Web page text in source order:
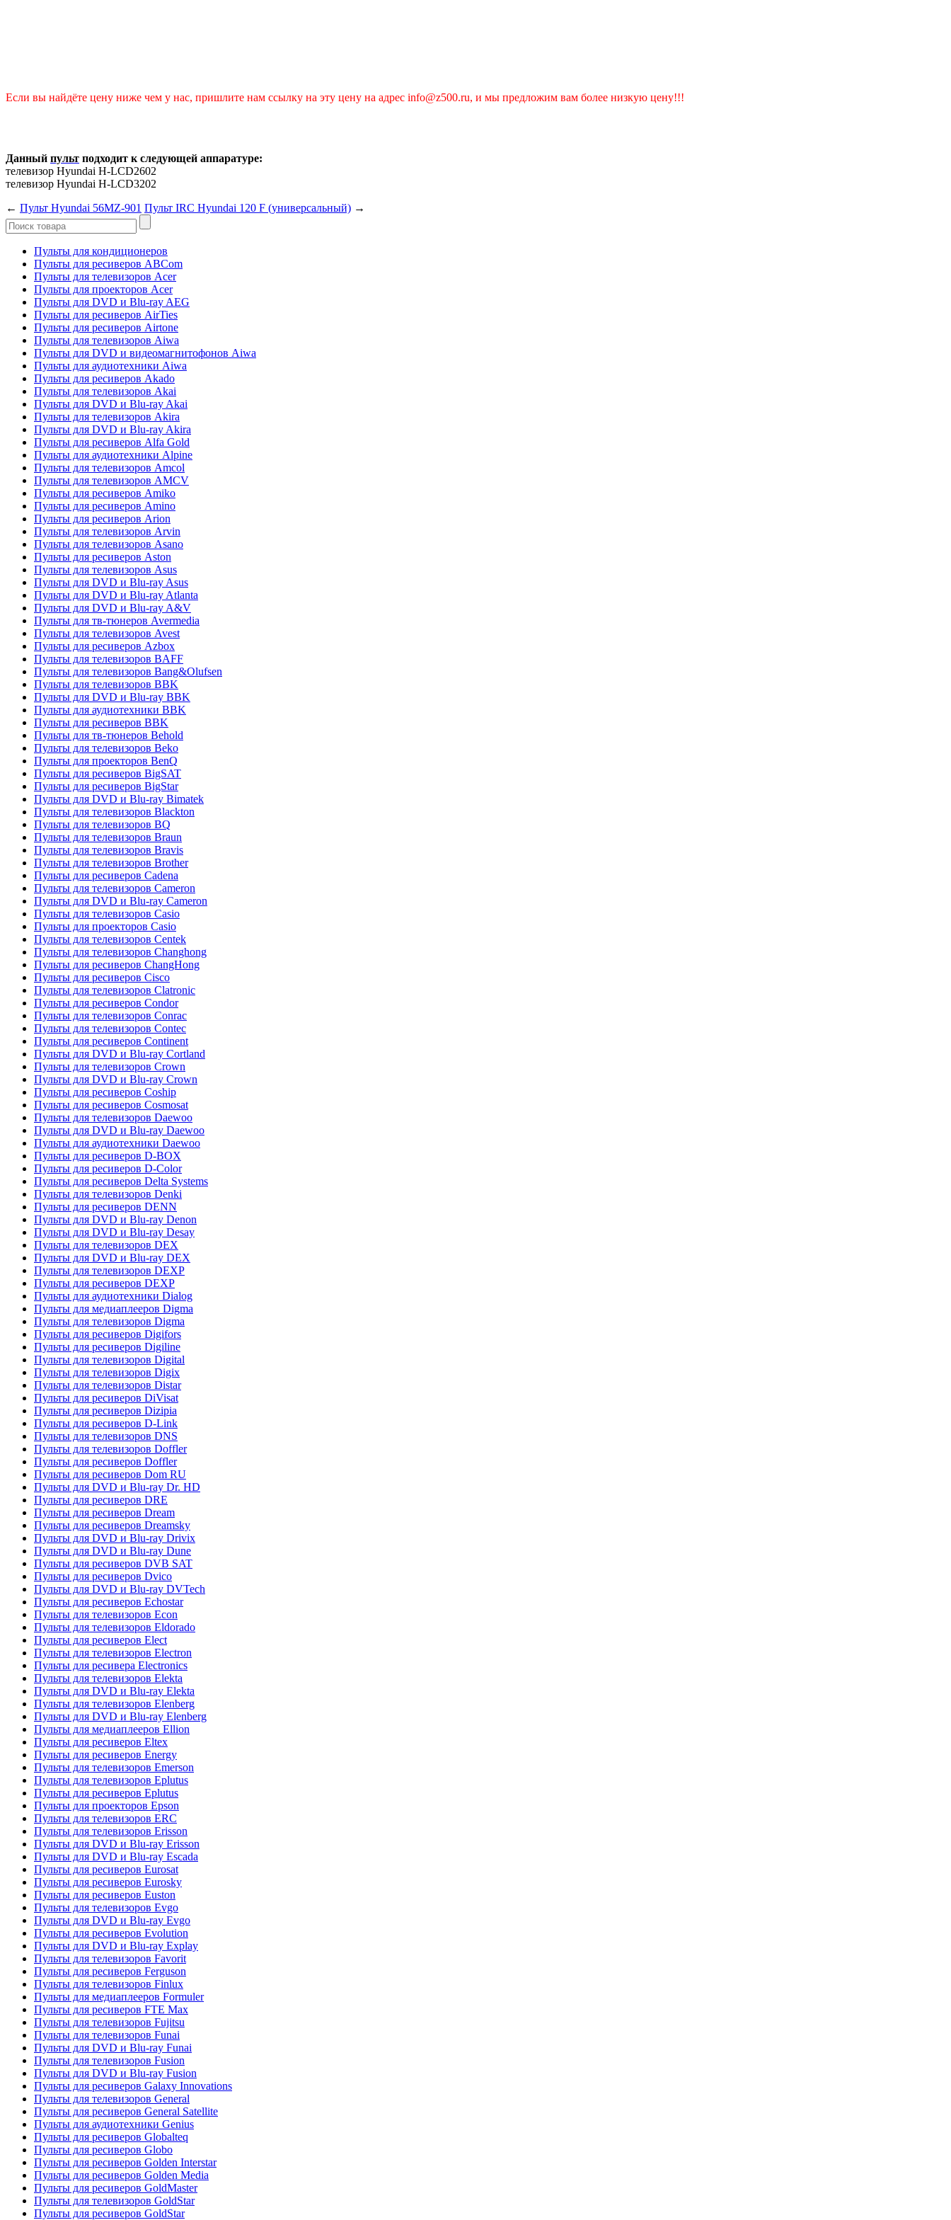
Если вы найдёте цену ниже чем у нас, пришлите нам ссылку на эту цену на адрес info@z500.ru, и мы предложим вам более низкую цену!!!
Данный пульт подходит к следующей аппаратуре:
телевизор Hyundai H-LCD2602
телевизор Hyundai H-LCD3202
← Пульт Hyundai 56MZ-901 Пульт IRC Hyundai 120 F (универсальный) →
Пульты для кондиционеров
Пульты для ресиверов ABCom
Пульты для телевизоров Acer
Пульты для проекторов Acer
Пульты для DVD и Blu-ray AEG
Пульты для ресиверов AirTies
Пульты для ресиверов Airtone
Пульты для телевизоров Aiwa
Пульты для DVD и видеомагнитофонов Aiwa
Пульты для аудиотехники Aiwa
Пульты для ресиверов Akado
Пульты для телевизоров Akai
Пульты для DVD и Blu-ray Akai
Пульты для телевизоров Akira
Пульты для DVD и Blu-ray Akira
Пульты для ресиверов Alfa Gold
Пульты для аудиотехники Alpine
Пульты для телевизоров Amcol
Пульты для телевизоров AMCV
Пульты для ресиверов Amiko
Пульты для ресиверов Amino
Пульты для ресиверов Arion
Пульты для телевизоров Arvin
Пульты для телевизоров Asano
Пульты для ресиверов Aston
Пульты для телевизоров Asus
Пульты для DVD и Blu-ray Asus
Пульты для DVD и Blu-ray Atlanta
Пульты для DVD и Blu-ray A&V
Пульты для тв-тюнеров Avermedia
Пульты для телевизоров Avest
Пульты для ресиверов Azbox
Пульты для телевизоров BAFF
Пульты для телевизоров Bang&Olufsen
Пульты для телевизоров BBK
Пульты для DVD и Blu-ray BBK
Пульты для аудиотехники BBK
Пульты для ресиверов BBK
Пульты для тв-тюнеров Behold
Пульты для телевизоров Beko
Пульты для проекторов BenQ
Пульты для ресиверов BigSAT
Пульты для ресиверов BigStar
Пульты для DVD и Blu-ray Bimatek
Пульты для телевизоров Blackton
Пульты для телевизоров BQ
Пульты для телевизоров Braun
Пульты для телевизоров Bravis
Пульты для телевизоров Brother
Пульты для ресиверов Cadena
Пульты для телевизоров Cameron
Пульты для DVD и Blu-ray Cameron
Пульты для телевизоров Casio
Пульты для проекторов Casio
Пульты для телевизоров Centek
Пульты для телевизоров Changhong
Пульты для ресиверов ChangHong
Пульты для ресиверов Cisco
Пульты для телевизоров Clatronic
Пульты для ресиверов Condor
Пульты для телевизоров Conrac
Пульты для телевизоров Contec
Пульты для ресиверов Continent
Пульты для DVD и Blu-ray Cortland
Пульты для телевизоров Crown
Пульты для DVD и Blu-ray Crown
Пульты для ресиверов Coship
Пульты для ресиверов Cosmosat
Пульты для телевизоров Daewoo
Пульты для DVD и Blu-ray Daewoo
Пульты для аудиотехники Daewoo
Пульты для ресиверов D-BOX
Пульты для ресиверов D-Color
Пульты для ресиверов Delta Systems
Пульты для телевизоров Denki
Пульты для ресиверов DENN
Пульты для DVD и Blu-ray Denon
Пульты для DVD и Blu-ray Desay
Пульты для телевизоров DEX
Пульты для DVD и Blu-ray DEX
Пульты для телевизоров DEXP
Пульты для ресиверов DEXP
Пульты для аудиотехники Dialog
Пульты для медиаплееров Digma
Пульты для телевизоров Digma
Пульты для ресиверов Digifors
Пульты для ресиверов Digiline
Пульты для телевизоров Digital
Пульты для телевизоров Digix
Пульты для телевизоров Distar
Пульты для ресиверов DiVisat
Пульты для ресиверов Dizipia
Пульты для ресиверов D-Link
Пульты для телевизоров DNS
Пульты для телевизоров Doffler
Пульты для ресиверов Doffler
Пульты для ресиверов Dom RU
Пульты для DVD и Blu-ray Dr. HD
Пульты для ресиверов DRE
Пульты для ресиверов Dream
Пульты для ресиверов Dreamsky
Пульты для DVD и Blu-ray Drivix
Пульты для DVD и Blu-ray Dune
Пульты для ресиверов DVB SAT
Пульты для ресиверов Dvico
Пульты для DVD и Blu-ray DVTech
Пульты для ресиверов Echostar
Пульты для телевизоров Econ
Пульты для телевизоров Eldorado
Пульты для ресиверов Elect
Пульты для телевизоров Electron
Пульты для ресивера Electronics
Пульты для телевизоров Elekta
Пульты для DVD и Blu-ray Elekta
Пульты для телевизоров Elenberg
Пульты для DVD и Blu-ray Elenberg
Пульты для медиаплееров Ellion
Пульты для ресиверов Eltex
Пульты для ресиверов Energy
Пульты для телевизоров Emerson
Пульты для телевизоров Eplutus
Пульты для ресиверов Eplutus
Пульты для проекторов Epson
Пульты для телевизоров ERC
Пульты для телевизоров Erisson
Пульты для DVD и Blu-ray Erisson
Пульты для DVD и Blu-ray Escada
Пульты для ресиверов Eurosat
Пульты для ресиверов Eurosky
Пульты для ресиверов Euston
Пульты для телевизоров Evgo
Пульты для DVD и Blu-ray Evgo
Пульты для ресиверов Evolution
Пульты для DVD и Blu-ray Explay
Пульты для телевизоров Favorit
Пульты для ресиверов Ferguson
Пульты для телевизоров Finlux
Пульты для медиаплееров Formuler
Пульты для ресиверов FTE Max
Пульты для телевизоров Fujitsu
Пульты для телевизоров Funai
Пульты для DVD и Blu-ray Funai
Пульты для телевизоров Fusion
Пульты для DVD и Blu-ray Fusion
Пульты для ресиверов Galaxy Innovations
Пульты для телевизоров General
Пульты для ресиверов General Satellite
Пульты для аудиотехники Genius
Пульты для ресиверов Globalteq
Пульты для ресиверов Globo
Пульты для ресиверов Golden Interstar
Пульты для ресиверов Golden Media
Пульты для ресиверов GoldMaster
Пульты для телевизоров GoldStar
Пульты для ресиверов GoldStar